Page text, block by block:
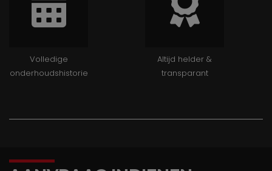
Volledige
onderhoudshistorie
Altijd helder &
transparant